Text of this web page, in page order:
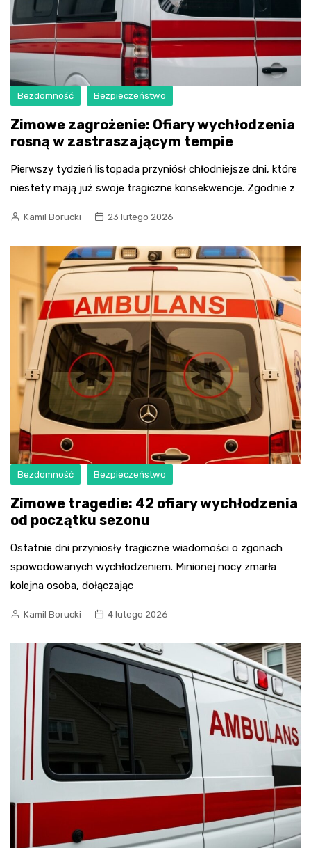
Bezdomność Bezpieczeństwo
Zimowe zagrożenie: Ofiary wychłodzenia
rosną w zastraszającym tempie
Pierwszy tydzień listopada przyniósł chłodniejsze dni, które
niestety mają już swoje tragiczne konsekwencje. Zgodnie z
Kamil Borucki 23 lutego 2026
Bezdomność Bezpieczeństwo
Zimowe tragedie: 42 ofiary wychłodzenia
od początku sezonu
Ostatnie dni przyniosły tragiczne wiadomości o zgonach
spowodowanych wychłodzeniem. Minionej nocy zmarła
kolejna osoba, dołączając
Kamil Borucki 4 lutego 2026